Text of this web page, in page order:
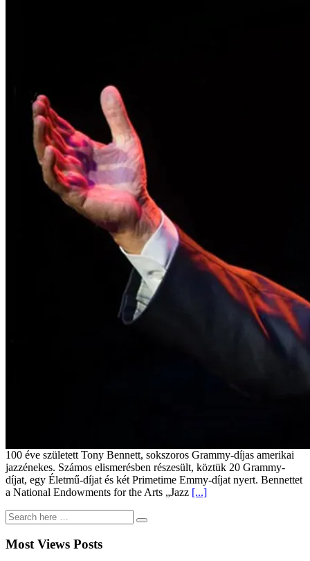
100 éve született Tony Bennett, sokszoros Grammy-díjas amerikai
jazzénekes. Számos elismerésben részesült, köztük 20 Grammy-
díjat, egy Életmű-díjat és két Primetime Emmy-díjat nyert. Bennettet
a National Endowments for the Arts „Jazz [...]
Most Views Posts